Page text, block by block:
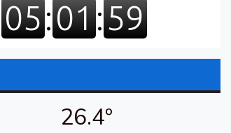
26.4º